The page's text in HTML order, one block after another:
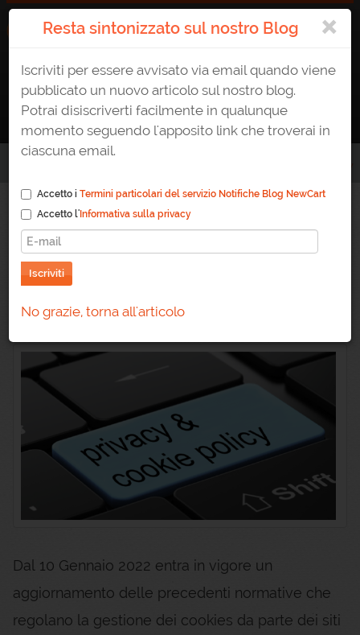
ATTIVA UN E-SHOP 0823 1765307 AREA CLIENTE
Adeguamento alle
novità 2022 nella Cookie
Law
Dal 10 Gennaio 2022 entra in vigore un
aggiornamento delle precedenti normative che
regolano la gestione dei cookies da parte dei siti
×
Resta sintonizzato sul nostro Blog
Iscriviti per essere avvisato via email quando viene
pubblicato un nuovo articolo sul nostro blog.
Potrai disiscriverti facilmente in qualunque
momento seguendo l'apposito link che troverai in
ciascuna email.
Accetto i Termini particolari del servizio Notifiche Blog NewCart
Accetto l' Informativa sulla privacy
Iscriviti
No grazie, torna all'articolo